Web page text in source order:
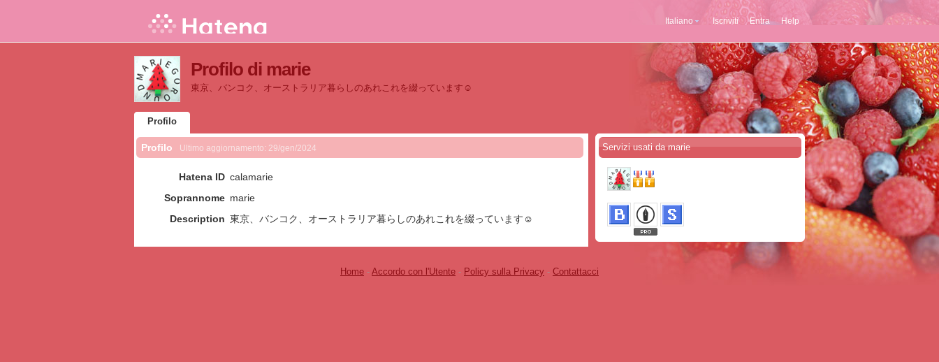
Italiano Iscriviti Entra Help
Profilo di marie
東京、バンコク、オーストラリア暮らしのあれこれを綴っています☺︎
Profilo
Profilo Ultimo aggiornamento: 29/gen/2024
Hatena ID calamarie
Soprannome marie
Description 東京、バンコク、オーストラリア暮らしのあれこれを綴っています☺︎
Servizi usati da marie
Home - Accordo con l'Utente - Policy sulla Privacy - Contattacci